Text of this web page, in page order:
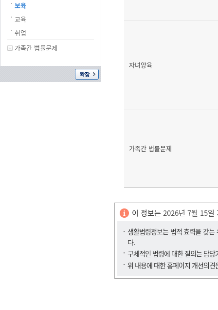
보육
교육
취업
가족간 법률문제
자녀양육
가족간 법률문제
이 정보는 2026년 7월 15일
생활법령정보는 법적 효력을 갖
다.
구체적인 법령에 대한 질의는 담
위 내용에 대한 홈페이지 개선의